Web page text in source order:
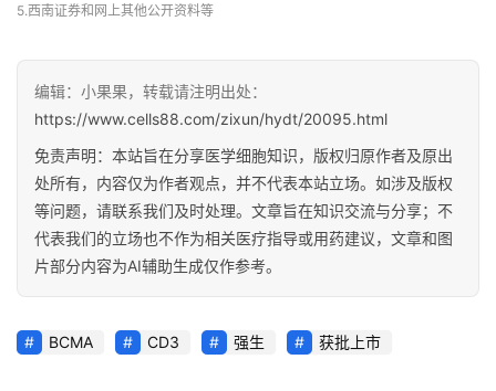
5.西南证券和网上其他公开资料等
编辑：小果果，转载请注明出处：
https://www.cells88.com/zixun/hydt/20095.html
免责声明：本站旨在分享医学细胞知识，版权归原作者及原出
处所有，内容仅为作者观点，并不代表本站立场。如涉及版权
等问题，请联系我们及时处理。文章旨在知识交流与分享；不
代表我们的立场也不作为相关医疗指导或用药建议，文章和图
片部分内容为AI辅助生成仅作参考。
BCMA CD3 强生 获批上市